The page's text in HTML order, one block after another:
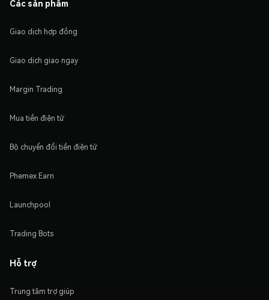
Các sản phẩm
Giao dịch hợp đồng
Giao dịch giao ngay
Margin Trading
Mua tiền điện tử
Bộ chuyển đổi tiền điện tử
Phemex Earn
Launchpool
Trading Bots
Hỗ trợ
Trung tâm trợ giúp